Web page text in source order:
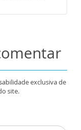
exclusiva de
site.